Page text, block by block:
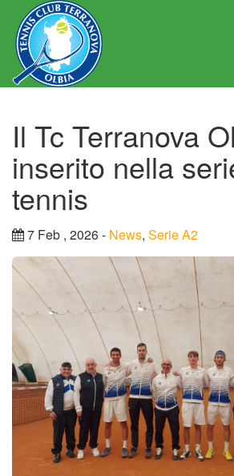
Club
Consiglio Direttivo
Statuto
Attività
Struttura
Tornei
Wheelchair
News
Il Tc Terranova
inserito nella
tennis
7 Feb , 2026 - News, Serie A2